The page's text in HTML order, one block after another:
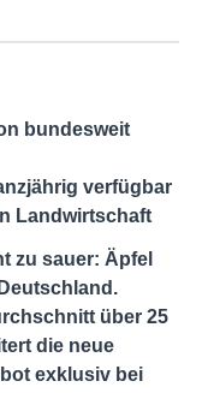
bundesweit
verfügbar
Landwirtschaft
zu sauer: Äpfel
über 25
die neue
exklusiv bei